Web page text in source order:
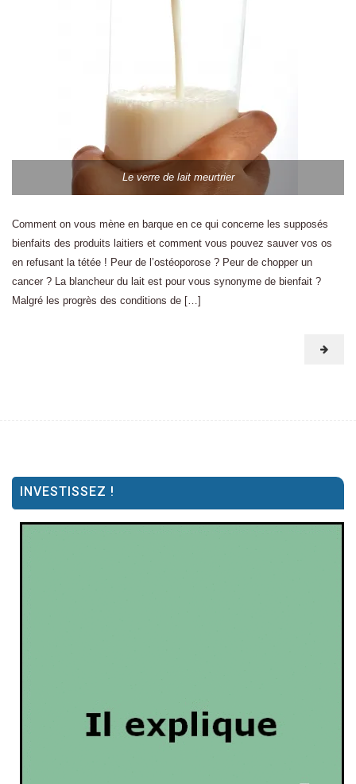
Le verre de lait meurtrier
Comment on vous mène en barque en ce qui concerne les supposés
bienfaits des produits laitiers et comment vous pouvez sauver vos os
en refusant la tétée ! Peur de l’ostéoporose ? Peur de chopper un
cancer ? La blancheur du lait est pour vous synonyme de bienfait ?
Malgré les progrès des conditions de […]
INVESTISSEZ !